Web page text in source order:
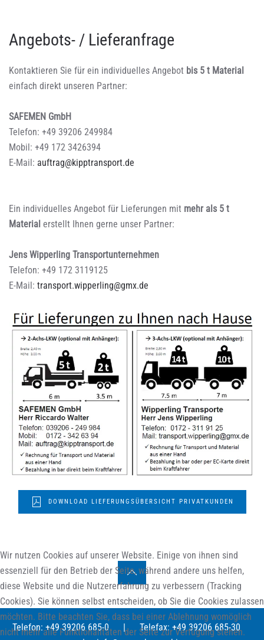
Angebots- / Lieferanfrage
Kontaktieren Sie für ein individuelles Angebot bis 5 t Material
einfach direkt unseren Partner:
SAFEMEN GmbH
Telefon: +49 39206 249984
Mobil: +49 172 3426394
E-Mail: auftrag@kipptransport.de
Ein individuelles Angebot für Lieferungen mit mehr als 5 t
Material erstellt Ihnen gerne unser Partner:
Jens Wipperling Transportunternehmen
Telefon: +49 172 3119125
E-Mail: transport.wipperling@gmx.de
DOWNLOAD LIEFERUNGSÜBERSICHT PRIVATKUNDEN
Telefon: +49 39206 685-0 |
Telefax: +49 39206 685-30
Wir nutzen Cookies auf unserer Website. Einige von ihnen sind
essenziell für den Betrieb der Seite, während andere uns helfen,
diese Website und die Nutzererfahrung zu verbessern (Tracking
Cookies). Sie können selbst entscheiden, ob Sie die Cookies zulassen
möchten. Bitte beachten Sie, dass bei einer Ablehnung womöglich
nicht mehr alle Funktionalitäten der Seite zur Verfügung stehen.